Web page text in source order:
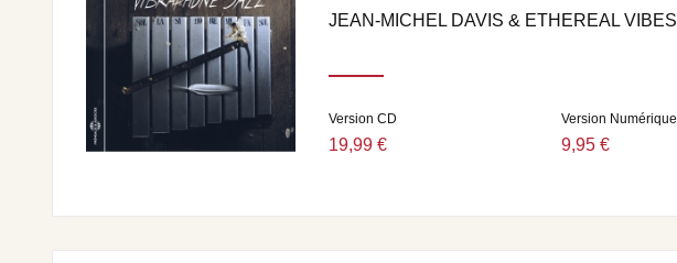
JEAN-MICHEL DAVIS & ETHEREAL VIBES
Version CD
19,99 €
Version Numérique
9,95 €